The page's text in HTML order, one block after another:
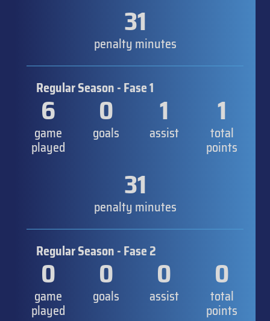
31
penalty minutes
Regular Season - Fase 1
6
game
played
0
goals
1
assist
1
total
points
31
penalty minutes
Regular Season - Fase 2
0
game
played
0
goals
0
assist
0
total
points